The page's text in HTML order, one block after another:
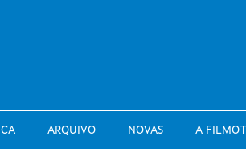
ARQUIVO NOVAS A